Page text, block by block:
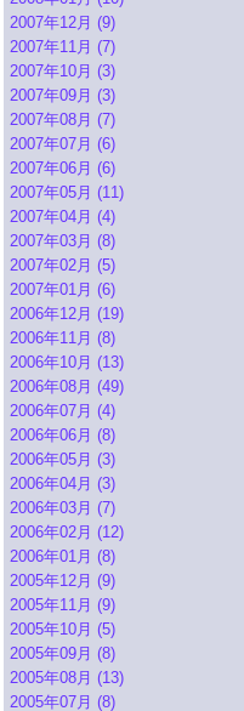
2007年12月 (9)
2007年11月 (7)
2007年10月 (3)
2007年09月 (3)
2007年08月 (7)
2007年07月 (6)
2007年06月 (6)
2007年05月 (11)
2007年04月 (4)
2007年03月 (8)
2007年02月 (5)
2007年01月 (6)
2006年12月 (19)
2006年11月 (8)
2006年10月 (13)
2006年08月 (49)
2006年07月 (4)
2006年06月 (8)
2006年05月 (3)
2006年04月 (3)
2006年03月 (7)
2006年02月 (12)
2006年01月 (8)
2005年12月 (9)
2005年11月 (9)
2005年10月 (5)
2005年09月 (8)
2005年08月 (13)
2005年07月 (8)